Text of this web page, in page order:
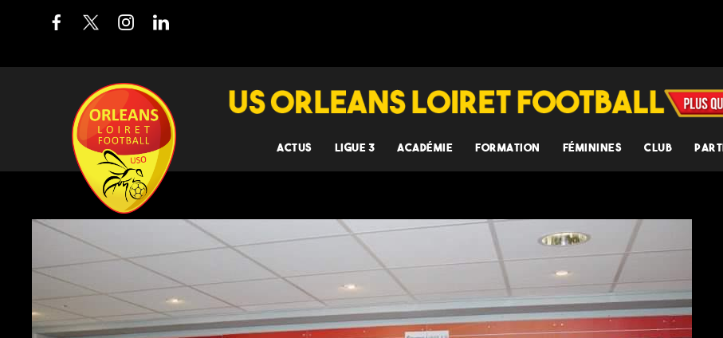
ACTUS LIGUE 3 ACADÉMIE FORMATION FÉMININES CLUB